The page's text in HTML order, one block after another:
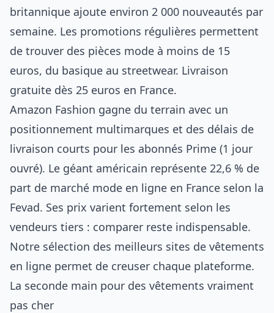
britannique ajoute environ 2 000 nouveautés par
semaine. Les promotions régulières permettent
de trouver des pièces mode à moins de 15
euros, du basique au streetwear. Livraison
gratuite dès 25 euros en France.
Amazon Fashion gagne du terrain avec un
positionnement multimarques et des délais de
livraison courts pour les abonnés Prime (1 jour
ouvré). Le géant américain représente 22,6 % de
part de marché mode en ligne en France selon la
Fevad. Ses prix varient fortement selon les
vendeurs tiers : comparer reste indispensable.
Notre sélection des meilleurs sites de vêtements
en ligne permet de creuser chaque plateforme.
La seconde main pour des vêtements vraiment
pas cher